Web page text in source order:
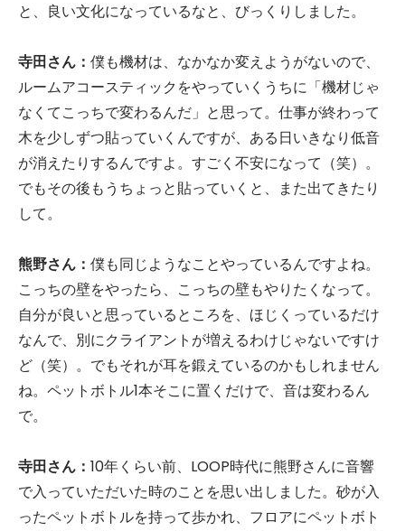
と、良い文化になっているなと、びっくりしました。
寺田さん： 僕も機材は、なかなか変えようがないので、
ルームアコースティックをやっていくうちに「機材じゃ
なくてこっちで変わるんだ」と思って。仕事が終わって
木を少しずつ貼っていくんですが、ある日いきなり低音
が消えたりするんですよ。すごく不安になって（笑）。
でもその後もうちょっと貼っていくと、また出てきたり
して。
熊野さん： 僕も同じようなことやっているんですよね。
こっちの壁をやったら、こっちの壁もやりたくなって。
自分が良いと思っているところを、ほじくっているだけ
なんで、別にクライアントが増えるわけじゃないですけ
ど（笑）。でもそれが耳を鍛えているのかもしれません
ね。ペットボトル1本そこに置くだけで、音は変わるん
で。
寺田さん： 10年くらい前、LOOP時代に熊野さんに音響
で入っていただいた時のことを思い出しました。砂が入
ったペットボトルを持って歩かれ、フロアにペットボト